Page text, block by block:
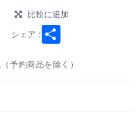
比較に追加
シェア :
予約商品を除く）